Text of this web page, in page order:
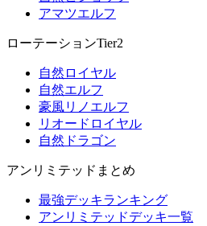
アマツエルフ
ローテーションTier2
自然ロイヤル
自然エルフ
豪風リノエルフ
リオードロイヤル
自然ドラゴン
アンリミテッドまとめ
最強デッキランキング
アンリミテッドデッキ一覧